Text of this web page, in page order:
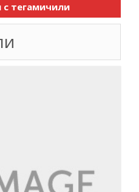
тегамичили